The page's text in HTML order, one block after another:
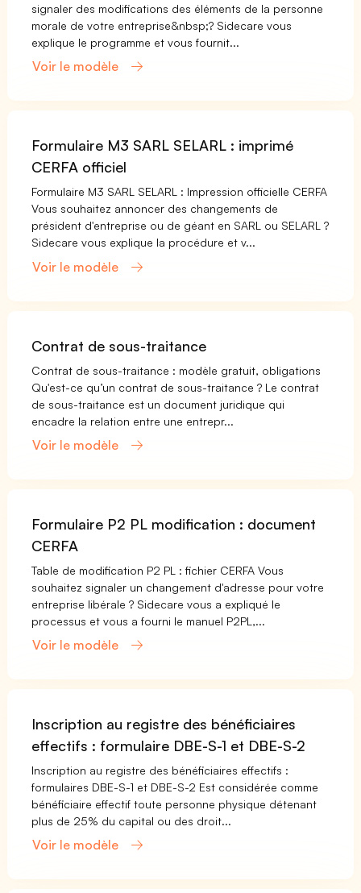
signaler des modifications des éléments de la personne
morale de votre entreprise&nbsp;? Sidecare vous
explique le programme et vous fournit...
Voir le modèle
Formulaire M3 SARL SELARL : imprimé
CERFA officiel
Formulaire M3 SARL SELARL : Impression officielle CERFA
Vous souhaitez annoncer des changements de
président d'entreprise ou de géant en SARL ou SELARL ?
Sidecare vous explique la procédure et v...
Voir le modèle
Contrat de sous-traitance
Contrat de sous-traitance : modèle gratuit, obligations
Qu'est-ce qu’un contrat de sous-traitance ? Le contrat
de sous-traitance est un document juridique qui
encadre la relation entre une entrepr...
Voir le modèle
Formulaire P2 PL modification : document
CERFA
Table de modification P2 PL : fichier CERFA Vous
souhaitez signaler un changement d'adresse pour votre
entreprise libérale ? Sidecare vous a expliqué le
processus et vous a fourni le manuel P2PL,...
Voir le modèle
Inscription au registre des bénéficiaires
effectifs : formulaire DBE-S-1 et DBE-S-2
Inscription au registre des bénéficiaires effectifs :
formulaires DBE-S-1 et DBE-S-2 Est considérée comme
bénéficiaire effectif toute personne physique détenant
plus de 25% du capital ou des droit...
Voir le modèle